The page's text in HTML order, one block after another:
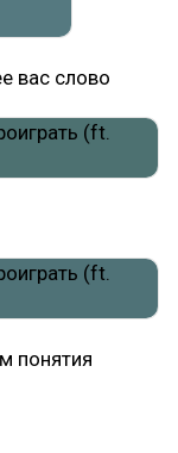
вас слово
понятия